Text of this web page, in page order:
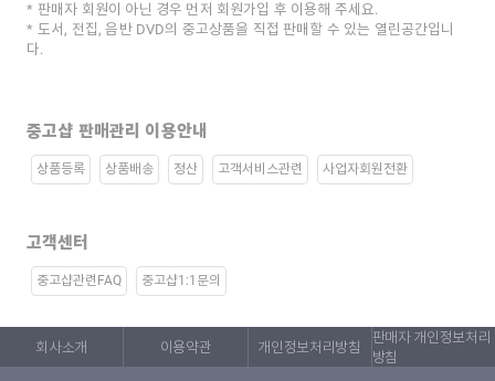
판매자 회원이 아닌 경우 먼저 회원가입 후 이용해 주세요.
도서, 전집, 음반 DVD의 중고상품을 직접 판매할 수 있는 열린공간입니
다.
중고샵 판매관리 이용안내
상품등록 상품배송 정산 고객서비스관련 사업자회원전환
고객센터
중고샵관련FAQ 중고샵1:1문의
회사소개 이용약관 개인정보처리방침
판매자 개인정보처리
방침